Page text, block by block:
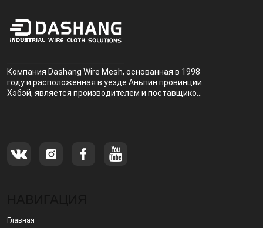
Компания Dashang Wire Mesh, основанная в 1998
году и расположенная в уезде Аньпин провинции
Хэбэй, является производителем и поставщиком,
Главная